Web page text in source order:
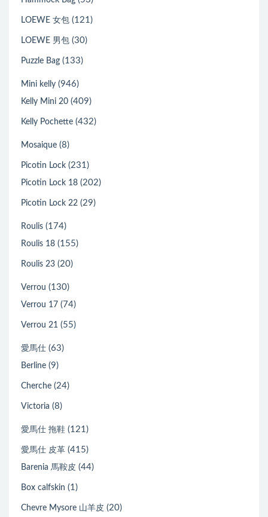
LOEWE 女包 (121)
LOEWE 男包 (30)
Puzzle Bag (133)
Mini kelly (946)
Kelly Mini 20 (409)
Kelly Pochette (432)
Mosaique (8)
Picotin Lock (231)
Picotin Lock 18 (202)
Picotin Lock 22 (29)
Roulis (174)
Roulis 18 (155)
Roulis 23 (20)
Verrou (130)
Verrou 17 (74)
Verrou 21 (55)
愛馬仕 (63)
Berline (9)
Cherche (24)
Victoria (8)
愛馬仕 拖鞋 (121)
愛馬仕 皮革 (415)
Barenia 馬鞍皮 (44)
Box calfskin (1)
Chevre Mysore 山羊皮 (20)